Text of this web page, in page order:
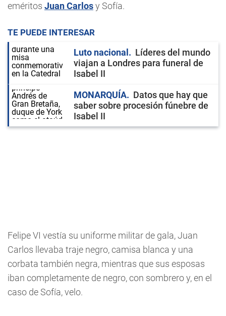
eméritos Juan Carlosy Sofía.
TE PUEDE INTERESAR
Luto nacional
Líderes del mundo
viajan a Londres para funeral de
Isabel II
MONARQUÍA
Datos que hay que
saber sobre procesión fúnebre de
Isabel II
Felipe VI vestía su uniforme militar de gala, Juan
Carlos llevaba traje negro, camisa blanca y una
corbata también negra, mientras que sus esposas
iban completamente de negro, con sombrero y, en el
caso de Sofía, velo.